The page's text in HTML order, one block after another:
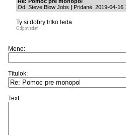
Od: Steve Blow Jobs | Pridané: 2019-04-16
Ty si dobry trtko teda.
Odpovedať
Meno:
Titulok:
Text: